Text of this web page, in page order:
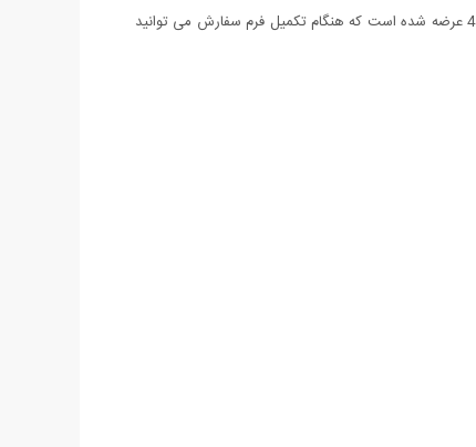
و منعطف دارای دوام فوق العاده خوبی بوده و شکل ظاهری و رنگ آن با انواع لباس اسپرت و مجلسی مطابقت دارد. این محصول در سایزبندی 41 الی 44 عرضه شده است که هنگام تکمیل فرم سفارش می توانید